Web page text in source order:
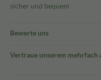
sicher und bequem
Bewerte uns
Vertraue unserem mehrfach